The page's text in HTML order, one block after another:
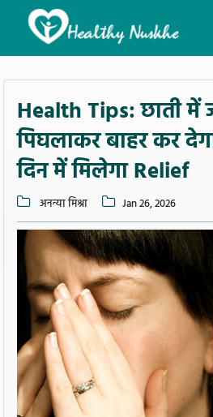
Health Tips: छाती
पिघलाकर बाहर कर
दिन में मिलेगा Relief
अनन्या मिश्रा Jan 26, 2026